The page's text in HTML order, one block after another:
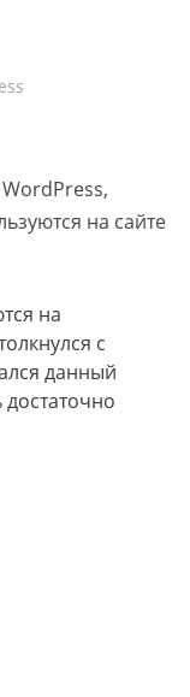
на сайте
на
с
данный